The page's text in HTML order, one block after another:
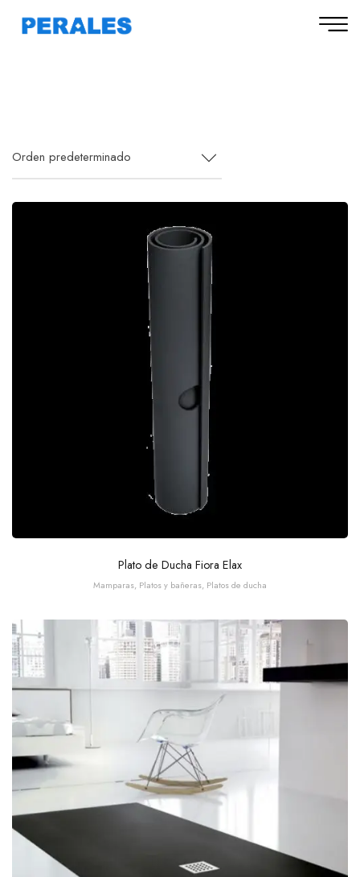
Orden predeterminado
Plato de Ducha Fiora Elax
Mamparas, Platos y bañeras, Platos de ducha